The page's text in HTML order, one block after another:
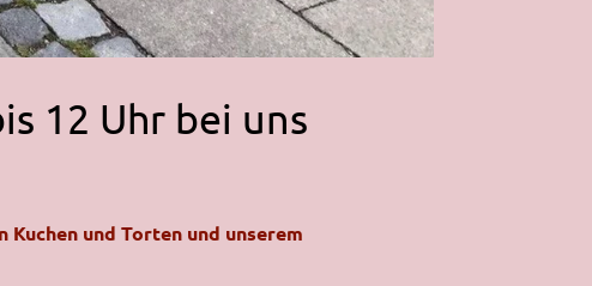
12 Uhr bei uns
und Torten und unserem